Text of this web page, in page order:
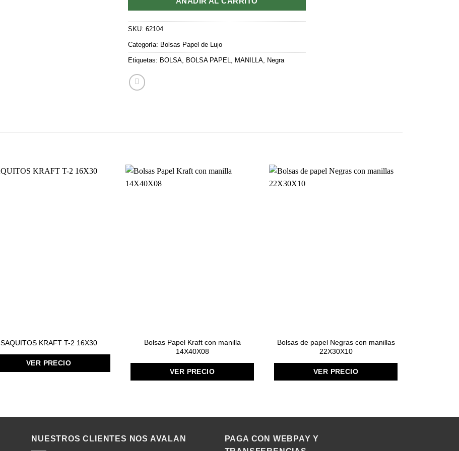
SKU: 62104
Categoría: Bolsas Papel de Lujo
Etiquetas: BOLSA BOLSA PAPEL MANILLA Negra
SAQUITOS KRAFT T-2 16X30
VER PRECIO
Bolsas Papel Kraft con manilla
14X40X08
VER PRECIO
Bolsas de papel Negras con manillas
22X30X10
VER PRECIO
NUESTROS CLIENTES NOS AVALAN
PAGA CON WEBPAY Y